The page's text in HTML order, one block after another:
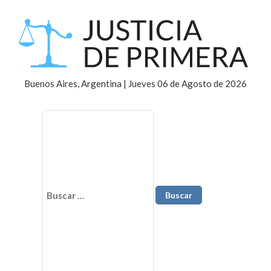
Buenos Aires, Argentina | Jueves 06 de Agosto de 2026